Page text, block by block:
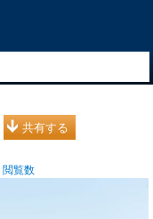
共有する
閲覧数